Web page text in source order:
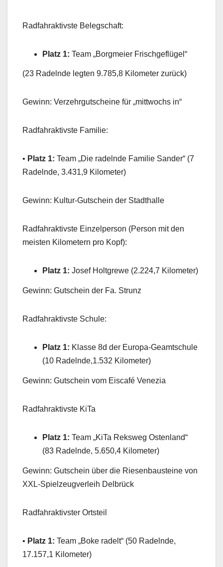
Radfahraktivste Belegschaft:
Platz 1: Team „Borgmeier Frischgeflügel“
(23 Radelnde legten 9.785,8 Kilometer zurück)
Gewinn: Verzehrgutscheine für „mittwochs in“
Radfahraktivste Familie:
• Platz 1: Team „Die radelnde Familie Sander“ (7
Radelnde, 3.431,9 Kilometer)
Gewinn: Kultur-Gutschein der Stadthalle
Radfahraktivste Einzelperson (Person mit den
meisten Kilometern pro Kopf):
Platz 1: Josef Holtgrewe (2.224,7 Kilometer)
Gewinn: Gutschein der Fa. Strunz
Radfahraktivste Schule:
Platz 1: Klasse 8d der Europa-Geamtschule
(10 Radelnde,1.532 Kilometer)
Gewinn: Gutschein vom Eiscafé Venezia
Radfahraktivste KiTa
Platz 1: Team „KiTa Reksweg Ostenland“
(83 Radelnde, 5.650,4 Kilometer)
Gewinn: Gutschein über die Riesenbausteine von
XXL-Spielzeugverleih Delbrück
Radfahraktivster Ortsteil
• Platz 1: Team „Boke radelt“ (50 Radelnde,
17.157,1 Kilometer)